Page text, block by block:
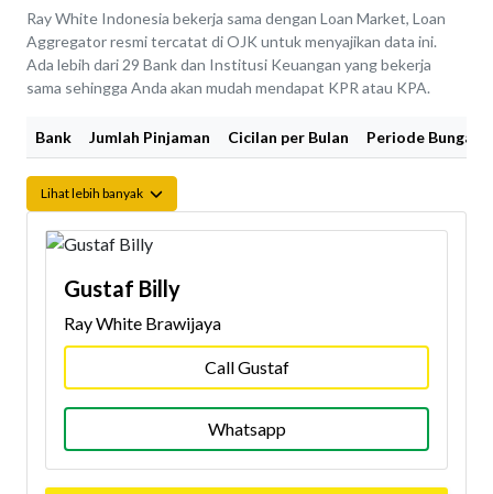
Gustaf Billy
Ray White Brawijaya
Call Gustaf
Whatsapp
Ray White Indonesia bekerja sama dengan Loan Market, Loan
Aggregator resmi tercatat di OJK untuk menyajikan data ini.
Ada lebih dari 29 Bank dan Institusi Keuangan yang bekerja
sama sehingga Anda akan mudah mendapat KPR atau KPA.
Bank Jumlah Pinjaman Cicilan per Bulan Periode Bunga
Lihat lebih banyak